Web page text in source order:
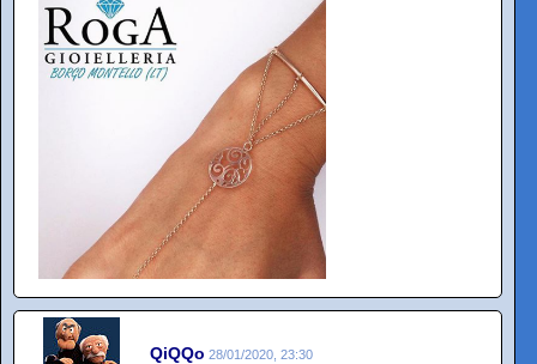
QiQQo 28/01/2020, 23:30